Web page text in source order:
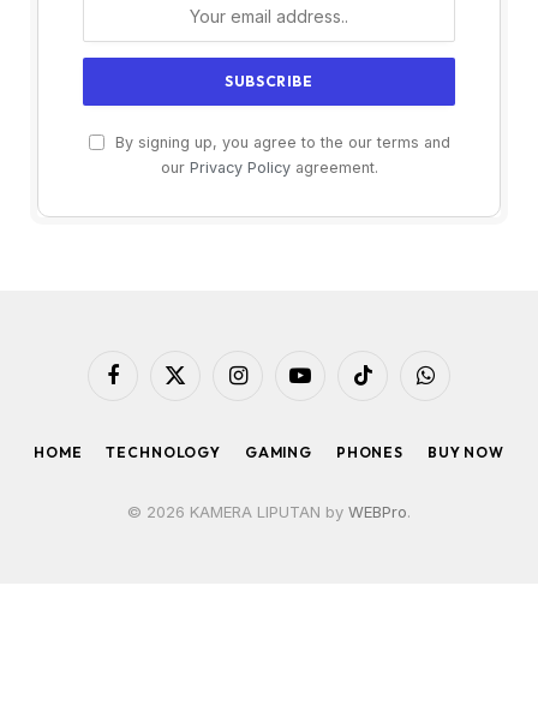
By signing up, you agree to the our terms and
our Privacy Policyagreement.
Facebook
X
InstagramYouTubeTikTok WhatsApp
HOME TECHNOLOGY GAMING PHONES BUY NOW
© 2026 KAMERA LIPUTAN by WEBPro.